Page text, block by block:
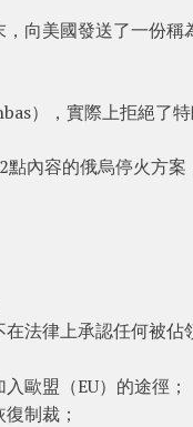
向美國發送了一份稱
），實際上拒絕了特
內容的俄烏停火方
法律上承認任何被佔
歐盟（EU）的途徑；
制裁；